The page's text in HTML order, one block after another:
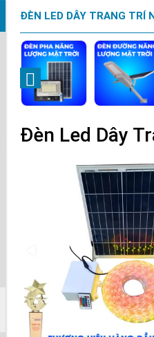
ĐÈN LED DÂY TRANG TRÍ
Đèn Led Dây